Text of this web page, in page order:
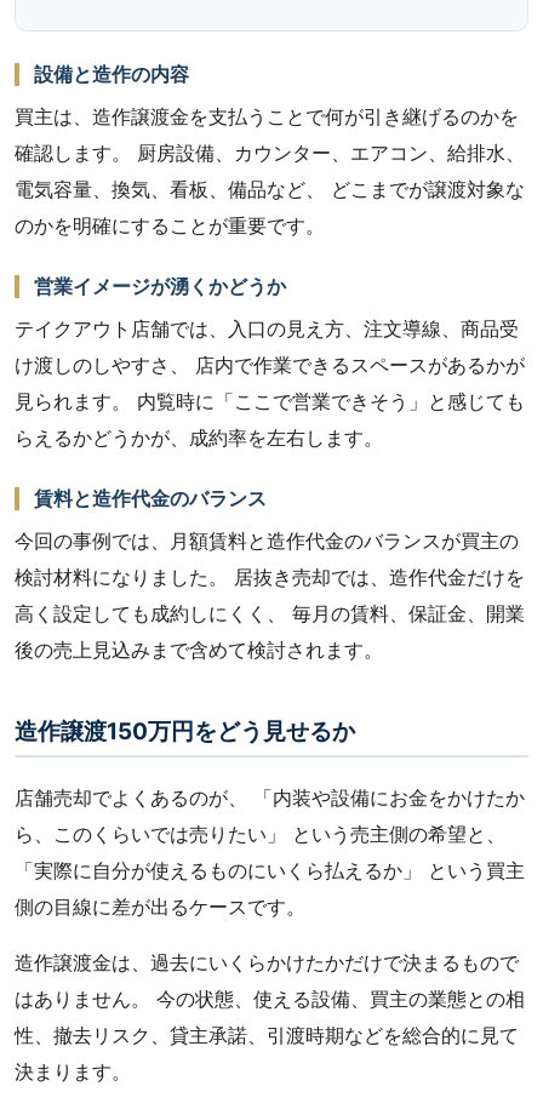
設備と造作の内容
買主は、造作譲渡金を支払うことで何が引き継げるのかを
確認します。 厨房設備、カウンター、エアコン、給排水、
電気容量、換気、看板、備品など、 どこまでが譲渡対象な
のかを明確にすることが重要です。
営業イメージが湧くかどうか
テイクアウト店舗では、入口の見え方、注文導線、商品受
け渡しのしやすさ、 店内で作業できるスペースがあるかが
見られます。 内覧時に「ここで営業できそう」と感じても
らえるかどうかが、成約率を左右します。
賃料と造作代金のバランス
今回の事例では、月額賃料と造作代金のバランスが買主の
検討材料になりました。 居抜き売却では、造作代金だけを
高く設定しても成約しにくく、 毎月の賃料、保証金、開業
後の売上見込みまで含めて検討されます。
造作譲渡150万円をどう見せるか
店舗売却でよくあるのが、 「内装や設備にお金をかけたか
ら、このくらいでは売りたい」 という売主側の希望と、
「実際に自分が使えるものにいくら払えるか」 という買主
側の目線に差が出るケースです。
造作譲渡金は、過去にいくらかけたかだけで決まるもので
はありません。 今の状態、使える設備、買主の業態との相
性、撤去リスク、貸主承諾、引渡時期などを総合的に見て
決まります。